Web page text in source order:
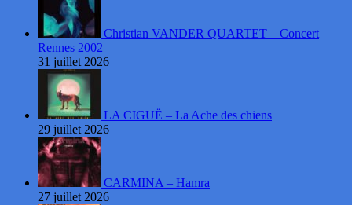
Christian VANDER QUARTET – Concert
Rennes 2002
31 juillet 2026
LA CIGUË – La Ache des chiens
29 juillet 2026
CARMINA – Hamra
27 juillet 2026